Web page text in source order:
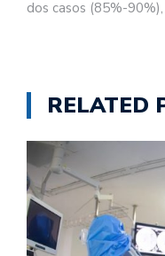
dos casos (85%-
RELATED